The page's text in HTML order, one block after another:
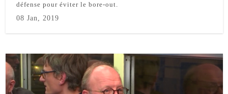
défense pour éviter le bore-out.
08 Jan, 2019